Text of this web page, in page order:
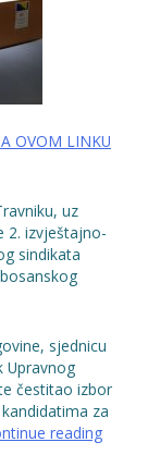
OVOM LINKU
uz
2. izvještajno-
sindikata
sjednicu
Upravnog
čestitao izbor
za
reading“S